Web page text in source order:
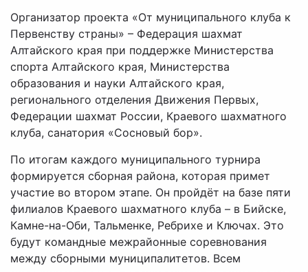
Организатор проекта «От муниципального клуба к
Первенству страны» – Федерация шахмат
Алтайского края при поддержке Министерства
спорта Алтайского края, Министерства
образования и науки Алтайского края,
регионального отделения Движения Первых,
Федерации шахмат России, Краевого шахматного
клуба, санатория «Сосновый бор».
По итогам каждого муниципального турнира
формируется сборная района, которая примет
участие во втором этапе. Он пройдёт на базе пяти
филиалов Краевого шахматного клуба – в Бийске,
Камне-на-Оби, Тальменке, Ребрихе и Ключах. Это
будут командные межрайонные соревнования
между сборными муниципалитетов. Всем